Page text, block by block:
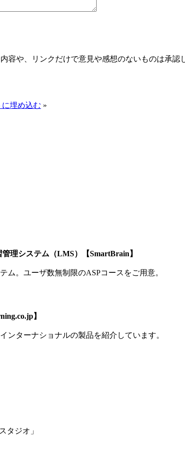
容や、リンクだけで意見や感想のないものは承認
に埋め込む »
理システム（LMS）【SmartBrain】
ム。ユーザ数無制限のASPコースをご用意。
】
ンターナショナルの製品を紹介しています。
タジオ」